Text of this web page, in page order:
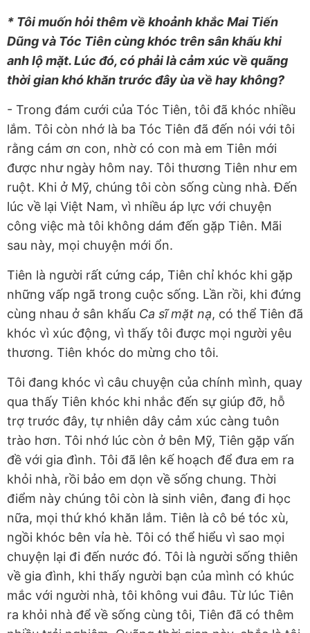
* Tôi muốn hỏi thêm về khoảnh khắc Mai Tiến
Dũng và Tóc Tiên cùng khóc trên sân khấu khi
anh lộ mặt. Lúc đó, có phải là cảm xúc về quãng
thời gian khó khăn trước đây ùa về hay không?
- Trong đám cưới của Tóc Tiên, tôi đã khóc nhiều
lắm. Tôi còn nhớ là ba Tóc Tiên đã đến nói với tôi
rằng cám ơn con, nhờ có con mà em Tiên mới
được như ngày hôm nay. Tôi thương Tiên như em
ruột. Khi ở Mỹ, chúng tôi còn sống cùng nhà. Đến
lúc về lại Việt Nam, vì nhiều áp lực với chuyện
công việc mà tôi không dám đến gặp Tiên. Mãi
sau này, mọi chuyện mới ổn.
Tiên là người rất cứng cáp, Tiên chỉ khóc khi gặp
những vấp ngã trong cuộc sống. Lần rồi, khi đứng
cùng nhau ở sân khấu Ca sĩ mặt nạ, có thể Tiên đã
khóc vì xúc động, vì thấy tôi được mọi người yêu
thương. Tiên khóc do mừng cho tôi.
Tôi đang khóc vì câu chuyện của chính mình, quay
qua thấy Tiên khóc khi nhắc đến sự giúp đỡ, hỗ
trợ trước đây, tự nhiên dây cảm xúc càng tuôn
trào hơn. Tôi nhớ lúc còn ở bên Mỹ, Tiên gặp vấn
đề với gia đình. Tôi đã lên kế hoạch để đưa em ra
khỏi nhà, rồi bảo em dọn về sống chung. Thời
điểm này chúng tôi còn là sinh viên, đang đi học
nữa, mọi thứ khó khăn lắm. Tiên là cô bé tóc xù,
ngồi khóc bên vỉa hè. Tôi có thể hiểu vì sao mọi
chuyện lại đi đến nước đó. Tôi là người sống thiên
về gia đình, khi thấy người bạn của mình có khúc
mắc với người nhà, tôi không vui đâu. Từ lúc Tiên
ra khỏi nhà để về sống cùng tôi, Tiên đã có thêm